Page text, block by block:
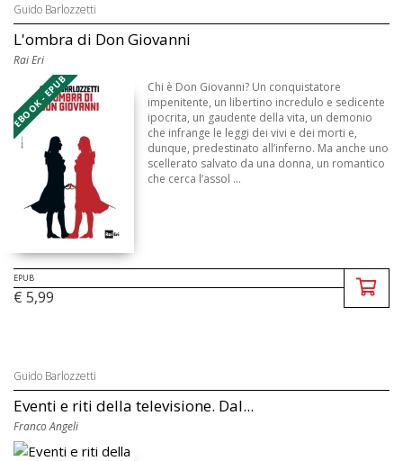
Guido Barlozzetti
L'ombra di Don Giovanni
Rai Eri
EBOOK - EPUB
Chi è Don Giovanni? Un conquistatore
impenitente, un libertino incredulo e sedicente
ipocrita, un gaudente della vita, un demonio
che infrange le leggi dei vivi e dei morti e,
dunque, predestinato all’inferno. Ma anche uno
scellerato salvato da una donna, un romantico
che cerca l’assol ...
EPUB
€ 5,99
Guido Barlozzetti
Eventi e riti della televisione. Dal...
Franco Angeli